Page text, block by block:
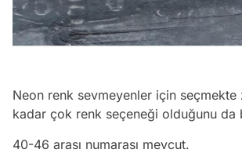
Neon renk sevmeyenler için seçmekte
kadar çok renk seçeneği olduğunu da
40-46 arası numarası mevcut.